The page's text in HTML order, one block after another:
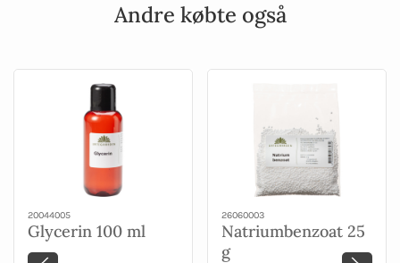
Andre købte også
20044005
Glycerin 100 ml
26060003
Natriumbenzoat 25
g